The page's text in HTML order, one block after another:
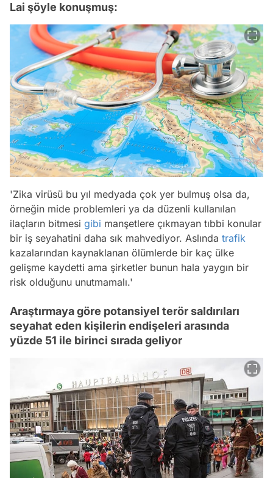
Lai şöyle konuşmuş:
'Zika virüsü bu yıl medyada çok yer bulmuş olsa da,
örneğin mide problemleri ya da düzenli kullanılan
ilaçların bitmesi gibi manşetlere çıkmayan tıbbi konular
bir iş seyahatini daha sık mahvediyor. Aslında trafik
kazalarından kaynaklanan ölümlerde bir kaç ülke
gelişme kaydetti ama şirketler bunun hala yaygın bir
risk olduğunu unutmamalı.'
Araştırmaya göre potansiyel terör saldırıları
seyahat eden kişilerin endişeleri arasında
yüzde 51 ile birinci sırada geliyor